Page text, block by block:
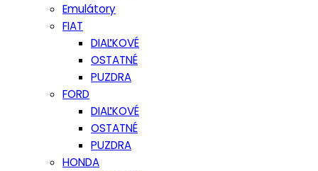
Emulátory
FIAT
DIAĽKOVÉ
OSTATNÉ
PUZDRA
FORD
DIAĽKOVÉ
OSTATNÉ
PUZDRA
HONDA